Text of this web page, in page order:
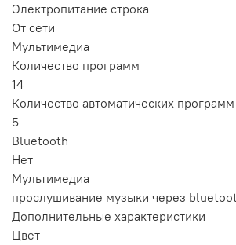
Электропитание строка
От сети
Мультимедиа
Количество программ
14
Количество автоматических программ
5
Bluetooth
Нет
Мультимедиа
прослушивание музыки через
Дополнительные xарактеристики
Цвет